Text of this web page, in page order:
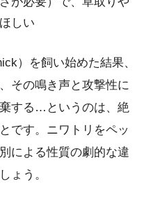
しい
）を飼い始めた結果、
その鳴き声と攻撃性に
する…というのは、絶
です。ニワトリをペッ
による性質の劇的な違
ょう。